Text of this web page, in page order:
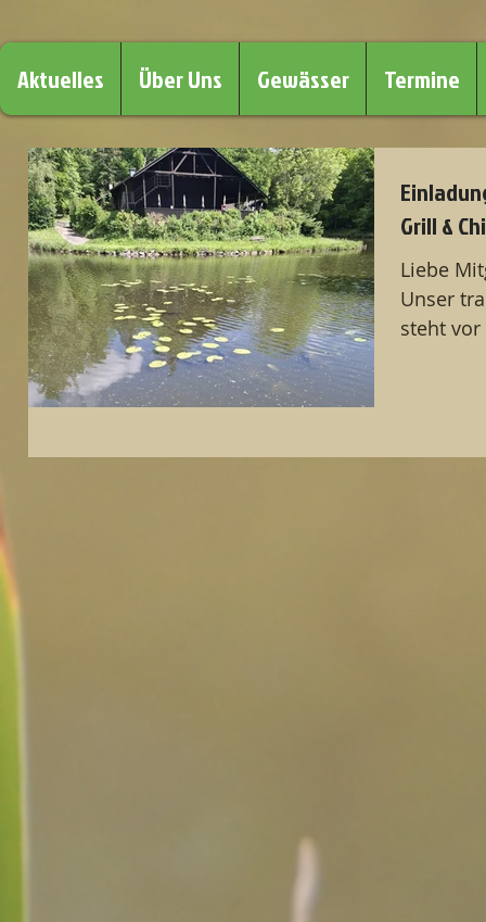
Aktuelles Über Uns Gewässer Termine
Grill &
Liebe
Unser
steht vor